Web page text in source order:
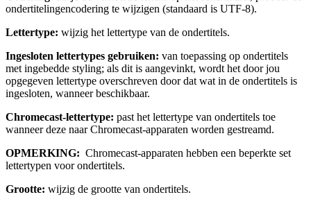
ondertitelingencodering te wijzigen (standaard is UTF-8).
Lettertype: wijzig het lettertype van de ondertitels.
Ingesloten lettertypes gebruiken: van toepassing op ondertitels
met ingebedde styling; als dit is aangevinkt, wordt het door jou
opgegeven lettertype overschreven door dat wat in de ondertitels is
ingesloten, wanneer beschikbaar.
Chromecast-lettertype: past het lettertype van ondertitels toe
wanneer deze naar Chromecast-apparaten worden gestreamd.
OPMERKING: Chromecast-apparaten hebben een beperkte set
lettertypen voor ondertitels.
Grootte: wijzig de grootte van ondertitels.